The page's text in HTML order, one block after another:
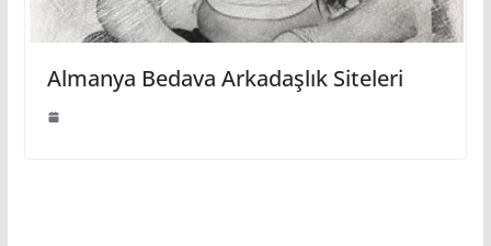
Almanya Bedava Arkadaşlık Siteleri